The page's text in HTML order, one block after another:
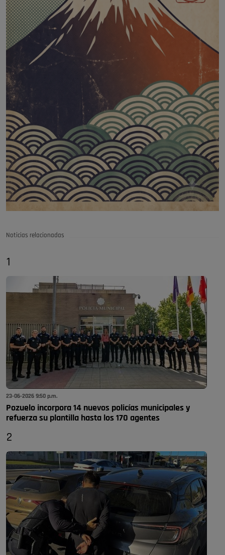
Noticias relacionadas
1
23-06-2026 9:50 p.m.
Pozuelo incorpora 14 nuevos policías municipales y
refuerza su plantilla hasta los 170 agentes
2